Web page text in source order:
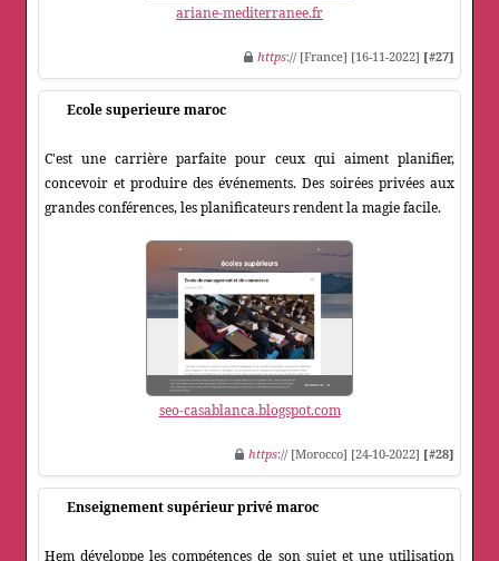
ariane-mediterranee.fr
https:// [France] [16-11-2022] [#27]
Ecole superieure maroc
C'est une carrière parfaite pour ceux qui aiment planifier,
concevoir et produire des événements. Des soirées privées aux
grandes conférences, les planificateurs rendent la magie facile.
seo-casablanca.blogspot.com
https:// [Morocco] [24-10-2022] [#28]
Enseignement supérieur privé maroc
Hem développe les compétences de son sujet et une utilisation